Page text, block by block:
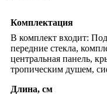
Комплектация
В комплект входит:
передние стекла,
центральная панель,
тропическим душем,
Длина, см